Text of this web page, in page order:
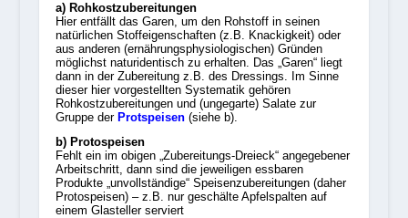
a) Rohkostzubereitungen
Hier entfällt das Garen, um den Rohstoff in seinen
natürlichen Stoffeigenschaften (z.B. Knackigkeit) oder
aus anderen (ernährungsphysiologischen) Gründen
möglichst naturidentisch zu erhalten. Das „Garen“ liegt
dann in der Zubereitung z.B. des Dressings. Im Sinne
dieser hier vorgestellten Systematik gehören
Rohkostzubereitungen und (ungegarte) Salate zur
Gruppe der Protspeisen(siehe b).
b) Protospeisen
Fehlt ein im obigen „Zubereitungs-Dreieck“ angegebener
Arbeitschritt, dann sind die jeweiligen essbaren
Produkte „unvollständige“ Speisenzubereitungen (daher
Protospeisen) – z.B. nur geschälte Apfelspalten auf
einem Glasteller serviert